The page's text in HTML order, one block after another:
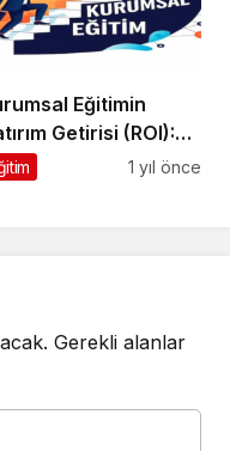
Eğitimin
Getirisi (ROI):
Verimlilik
1 yıl önce
Gerekli alanlar